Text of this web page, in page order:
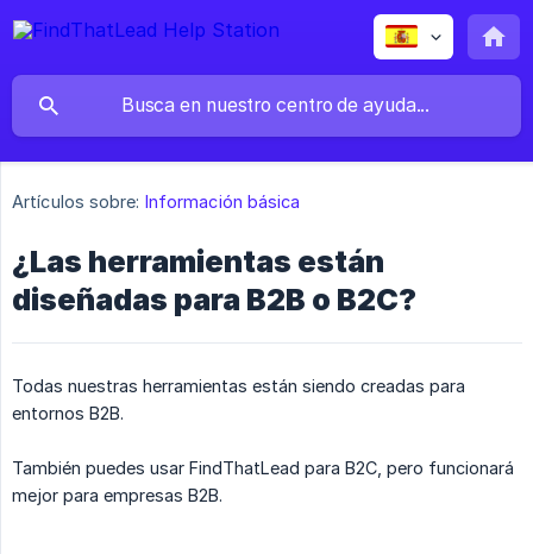
Artículos sobre: Información básica
¿Las herramientas están
diseñadas para B2B o B2C?
Todas nuestras herramientas están siendo creadas para
entornos B2B.
También puedes usar FindThatLead para B2C, pero funcionará
mejor para empresas B2B.